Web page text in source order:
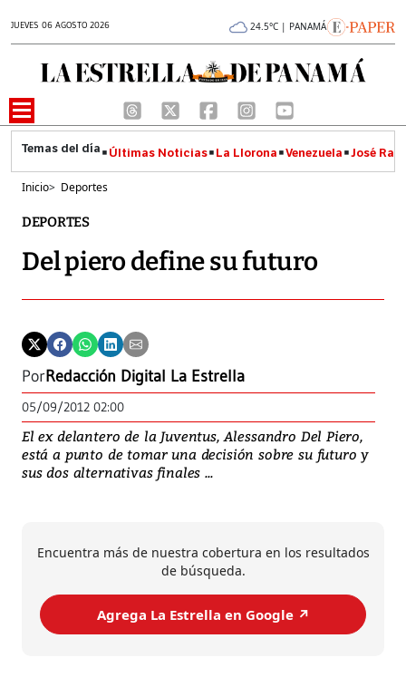
JUEVES 06 AGOSTO 2026 24.5°C | PANAMÁ
Últimas Noticias La Llorona Venezuela José
Inicio> Deportes
DEPORTES
Del piero define su futuro
PorRedacción Digital La Estrella
05/09/2012 02:00
El ex delantero de la Juventus, Alessandro Del Piero,
está a punto de tomar una decisión sobre su futuro y
sus dos alternativas finales ...
Encuentra más de nuestra cobertura en los resultados
de búsqueda.
Agrega La Estrella en Google ↗️